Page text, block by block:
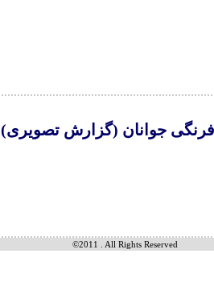
جوانان (گزارش تصویری)
©2011 . All Rights Reserved